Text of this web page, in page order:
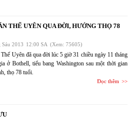
THẾ UYÊN QUA ĐỜI, HƯỞNG THỌ 78
Sáu 2013 12:00 SA (Xem: 75605)
Uyên đã qua đời lúc 5 giờ 31 chiều ngày 11 tháng
ở Bothell, tiểu bang Washington sau một thời gian
thọ 78 tuổi.
Đọc thêm